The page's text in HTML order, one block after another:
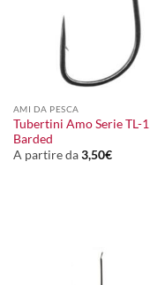
AMI DA PESCA
Tubertini Amo Serie TL-1
Barded
A partire da3,50€